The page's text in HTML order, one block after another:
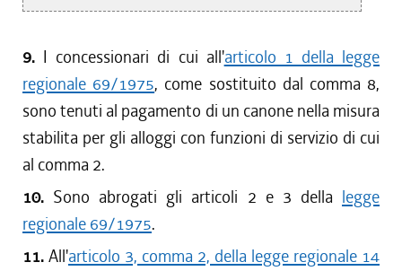
9. I concessionari di cui all'articolo 1 della legge
regionale 69/1975, come sostituito dal comma 8,
sono tenuti al pagamento di un canone nella misura
stabilita per gli alloggi con funzioni di servizio di cui
al comma 2.
10. Sono abrogati gli articoli 2 e 3 della legge
regionale 69/1975.
11. All'articolo 3, comma 2, della legge regionale 14